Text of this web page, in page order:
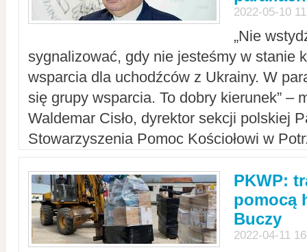
2022-05-10
„Nie
sygnalizować, gdy nie jesteśmy w stanie
wsparcia dla uchodźców z Ukrainy. W
się grupy wsparcia. To dobry kierunek” –
Waldemar Cisło, dyrektor sekcji polskiej
Stowarzyszenia Pomoc Kościołowi w
PKWP:
pomocą
Buczy
2022-04-11